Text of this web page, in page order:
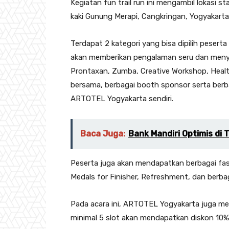
Kegiatan fun trail run ini mengambil lokasi
kaki Gunung Merapi, Cangkringan,
Terdapat 2 kategori yang bisa dipilih peserta
akan memberikan pengalaman seru dan
Prontaxan, Zumba, Creative Workshop,
bersama, berbagai booth sponsor serta
ARTOTEL Yogyakarta sendiri.
Baca Juga: Bank Mandiri Optimis di
Peserta juga akan mendapatkan berbagai
Medals for Finisher, Refreshment, dan
Pada acara ini, ARTOTEL Yogyakarta juga
minimal 5 slot akan mendapatkan diskon